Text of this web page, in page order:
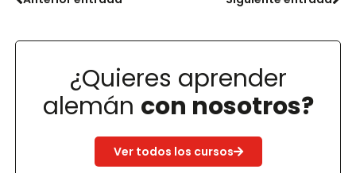
¿Quieres aprender
alemán con nosotros?
Ver todos los cursos